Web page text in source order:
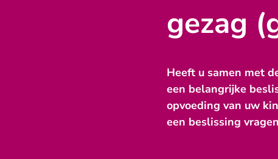
gezag
Heeft u samen met
een belangrijke
opvoeding van uw
een beslissing